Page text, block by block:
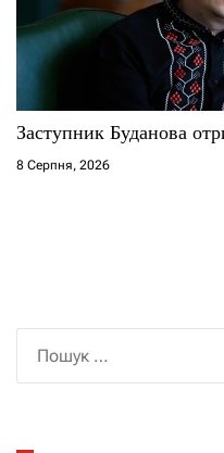
Заступник Буданова
8 Серпня, 2026